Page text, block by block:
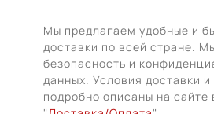
Мы предлагаем удобные и
доставки по всей стране.
безопасность и
данных. Условия доставки и
подробно описаны на сайте